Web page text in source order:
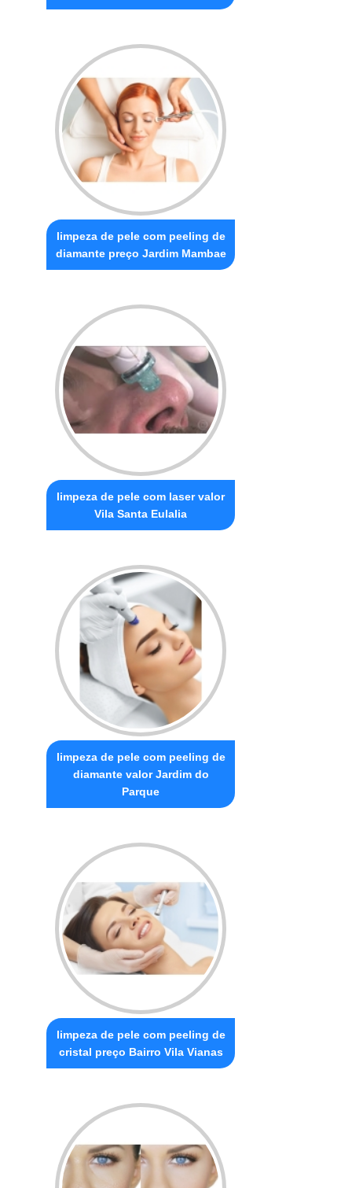
limpeza de pele com peeling de
diamante preço Jardim Mambae
limpeza de pele com laser valor
Vila Santa Eulalia
limpeza de pele com peeling de
diamante valor Jardim do
Parque
limpeza de pele com peeling de
cristal preço Bairro Vila Vianas